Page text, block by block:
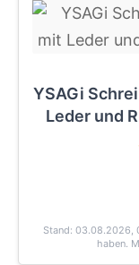
YSAGi
Leder und
Stand: 03.08.2026,
haben.